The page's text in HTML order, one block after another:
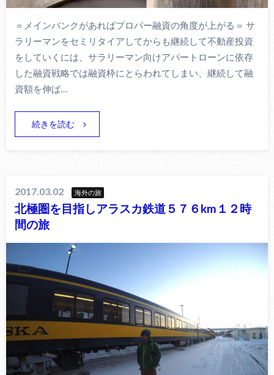
＝メインバンクがあればプロパー融資の角度が上がる＝ サ
ラリーマンをセミリタイアしてからも継続して不動産投資
をしていくには、サラリーマン向けアパートローンに依存
した融資戦略では融資枠にとらわれてしまい、継続して融
資額を伸ば…
続きを読む
2017.03.02 海外の旅
北極圏を目指しアラスカ鉄道５７６km１２時
間の旅